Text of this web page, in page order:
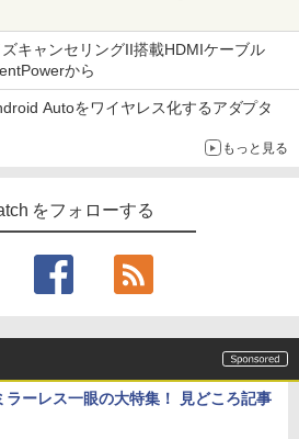
キャンセリングII搭載HDMIケーブル
から
Autoをワイヤレス化するアダプタ
もっと見る
をフォローする
ラーレス一眼の大特集！ 見どころ記事